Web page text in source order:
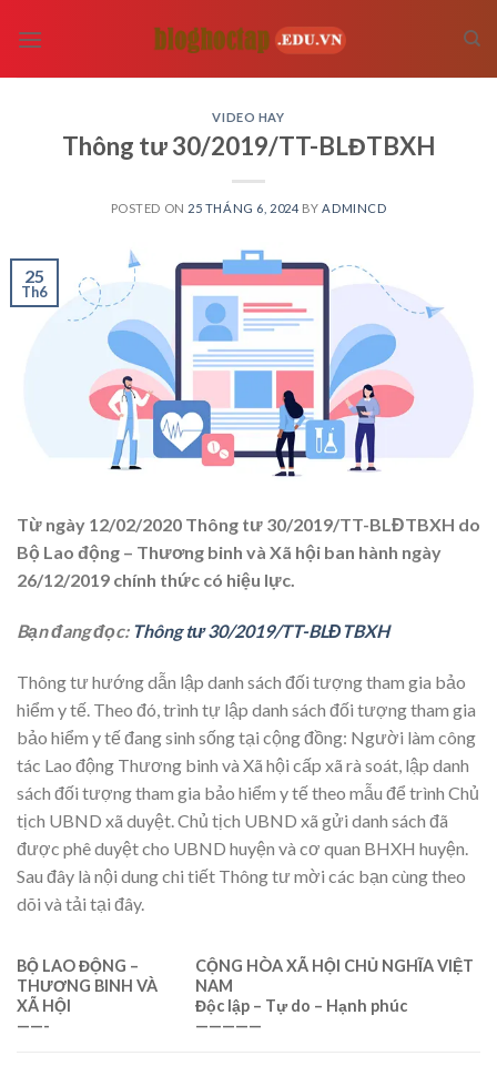
VIDEO HAY
Thông tư 30/2019/TT-BLĐTBXH
POSTED ON 25 THÁNG 6, 2024 BY ADMINCD
25
Th6
Từ ngày 12/02/2020 Thông tư 30/2019/TT-BLĐTBXH do
Bộ Lao động – Thương binh và Xã hội ban hành ngày
26/12/2019 chính thức có hiệu lực.
Bạn đang đọc: Thông tư 30/2019/TT-BLĐTBXH
Thông tư hướng dẫn lập danh sách đối tượng tham gia bảo
hiểm y tế. Theo đó, trình tự lập danh sách đối tượng tham gia
bảo hiểm y tế đang sinh sống tại cộng đồng: Người làm công
tác Lao động Thương binh và Xã hội cấp xã rà soát, lập danh
sách đối tượng tham gia bảo hiểm y tế theo mẫu để trình Chủ
tịch UBND xã duyệt. Chủ tịch UBND xã gửi danh sách đã
được phê duyệt cho UBND huyện và cơ quan BHXH huyện.
Sau đây là nội dung chi tiết Thông tư mời các bạn cùng theo
dõi và tải tại đây.
BỘ LAO ĐỘNG –
THƯƠNG BINH VÀ
XÃ HỘI
——-
CỘNG HÒA XÃ HỘI CHỦ NGHĨA VIỆT
NAM
Độc lập – Tự do – Hạnh phúc
—————